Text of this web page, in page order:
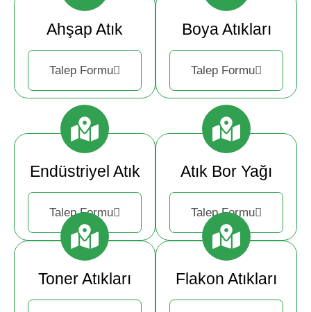
Ahşap Atık
Talep Formu
Boya Atıkları
Talep Formu
Endüstriyel Atık
Talep Formu
Atık Bor Yağı
Talep Formu
Toner Atıkları Flakon Atıkları